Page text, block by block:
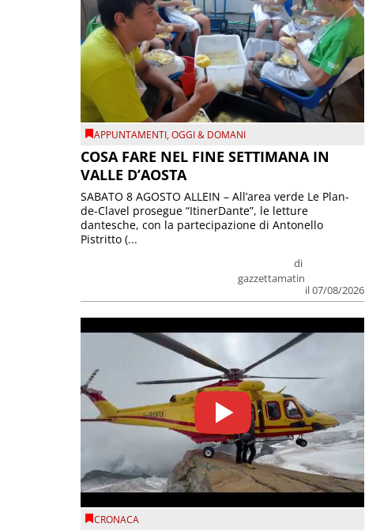
APPUNTAMENTI,OGGI & DOMANI
COSA FARE NEL FINE SETTIMANA IN
VALLE D’AOSTA
di
gazzettamatin
il 07/08/2026
SABATO 8 AGOSTO ALLEIN – All’area verde Le Plan-
de-Clavel prosegue “ItinerDante”, le letture
dantesche, con la partecipazione di Antonello
Pistritto (...
CRONACA